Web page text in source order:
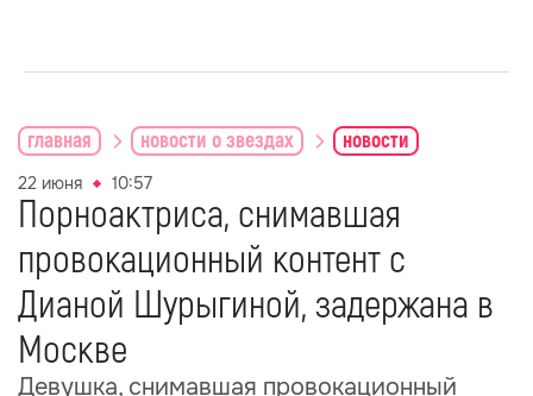
главная новости о звездах новости
22 июня 10:57
Порноактриса, снимавшая
провокационный контент с
Дианой Шурыгиной, задержана в
Москве
Девушка, снимавшая провокационный